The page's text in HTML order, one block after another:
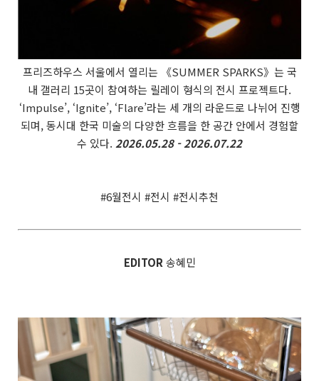
프리즈하우스 서울에서 열리는 《SUMMER SPARKS》는 국
내 갤러리 15곳이 참여하는 릴레이 형식의 전시 프로젝트다.
‘Impulse’, ‘Ignite’, ‘Flare’라는 세 개의 라운드로 나뉘어 진행
되며, 동시대 한국 미술의 다양한 흐름을 한 공간 안에서 경험할
수 있다. 2026.05.28 - 2026.07.22
#6월전시 #전시 #전시추천
EDITOR송혜민